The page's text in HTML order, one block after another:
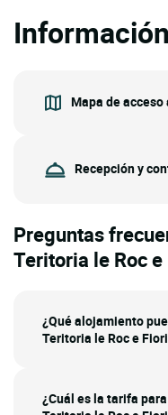
Mapa de
Recepción y
Preguntas
Teritoria le Roc
¿Qué alojamiento
Teritoria le Roc e
¿Cuál es la tarifa